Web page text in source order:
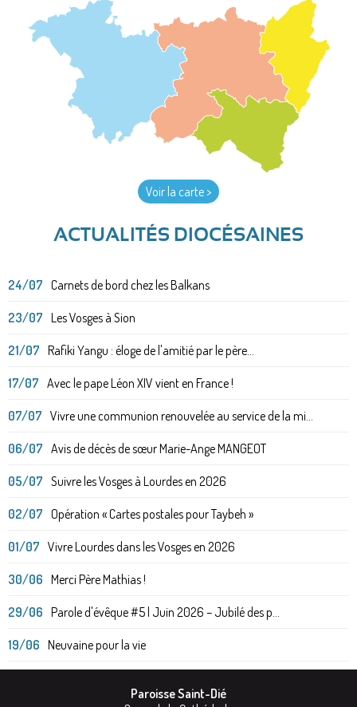
Voir la carte >
ACTUALITÉS DIOCÉSAINES
24/07 Carnets de bord chez les Balkans
23/07 Les Vosges à Sion
21/07 Rafiki Yangu : éloge de l'amitié par le père...
17/07 Avec le pape Léon XIV vient en France !
07/07 Vivre une communion renouvelée au service de la mi...
06/07 Avis de décès de sœur Marie-Ange MANGEOT
05/07 Suivre les Vosges à Lourdes en 2026
02/07 Opération « Cartes postales pour Taybeh »
01/07 Vivre Lourdes dans les Vosges en 2026
30/06 Merci Père Mathias !
29/06 Parole d'évêque #5 | Juin 2026 – Jubilé des p...
19/06 Neuvaine pour la vie
Paroisse Saint-Dié